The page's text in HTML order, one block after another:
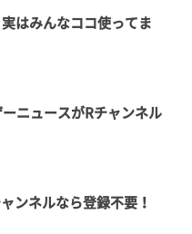
はみんなココ使ってま
ニュースがRチャンネル
ンネルなら登録不要！